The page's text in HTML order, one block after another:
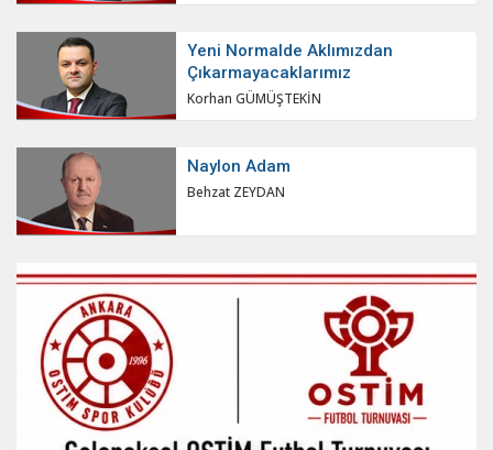
Yeni Normalde Aklımızdan
Çıkarmayacaklarımız
Korhan GÜMÜŞTEKİN
Naylon Adam
Behzat ZEYDAN